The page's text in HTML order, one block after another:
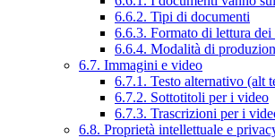
6.6.2. Tipi di documenti
6.6.3. Formato di lettura
6.6.4. Modalità di
6.7. Immagini e video
6.7.1. Testo alternativo (alt
6.7.2. Sottotitoli per i video
6.7.3. Trascrizioni per i
6.8. Proprietà intellettuale e